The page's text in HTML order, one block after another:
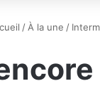
/ À la une /